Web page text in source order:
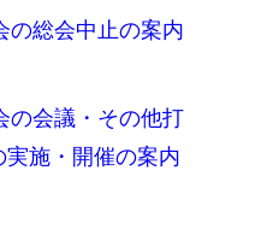
の総会中止の案内
の会議・その他打
施・開催の案内